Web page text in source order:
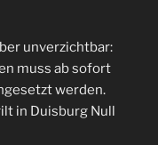
unverzichtbar:
muss ab sofort
werden.
in Duisburg Null